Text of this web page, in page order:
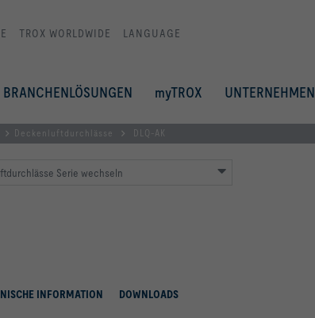
TROX WORLDWIDE LANGUAGE
BRANCHENLÖSUNGEN myTROX UNTERNEHMEN
Deckenluftdurchlässe DLQ-AK
Serie wechseln
INFORMATION DOWNLOADS